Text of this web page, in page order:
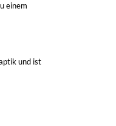
einem
und ist